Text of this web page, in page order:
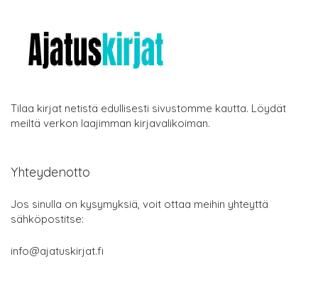
Tilaa kirjat netistä edullisesti sivustomme kautta. Löydät
meiltä verkon laajimman kirjavalikoiman.
Yhteydenotto
Jos sinulla on kysymyksiä, voit ottaa meihin yhteyttä
sähköpostitse:
info@ajatuskirjat.fi